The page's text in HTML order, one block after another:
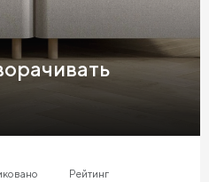
Рейтинг